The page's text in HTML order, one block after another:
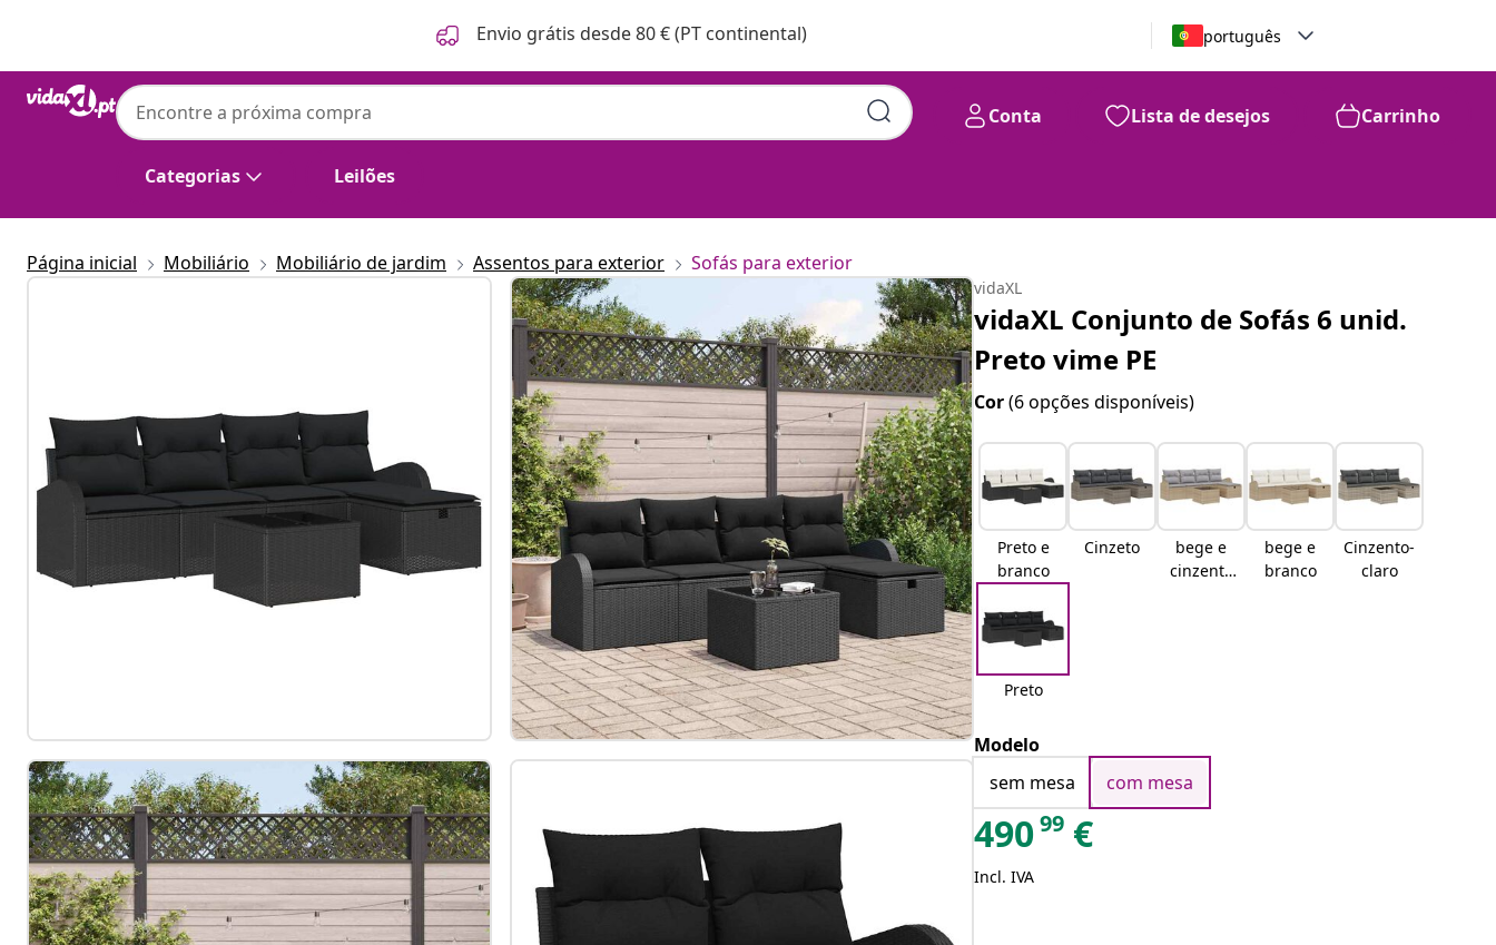
Envio grátis desde 80 € (PT continental) português
Categorias Leilões
Conta Lista de desejos Carrinho
Página inicial Mobiliário Mobiliário de jardim Assentos para exterior Sofás para exterior
vidaXL
vidaXL Conjunto de Sofás 6 unid.
Preto vime PE
Cor(6 opções disponíveis)
Preto e
branco
Cinzeto
bege e
cinzento
bege e
branco
Cinzento-
claro
Preto
Modelo
sem mesa
com mesa
49099 €
Incl. IVA